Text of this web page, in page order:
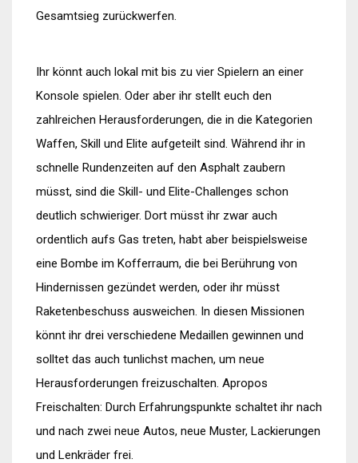
Gesamtsieg zurückwerfen.
Ihr könnt auch lokal mit bis zu vier Spielern an einer
Konsole spielen. Oder aber ihr stellt euch den
zahlreichen Herausforderungen, die in die Kategorien
Waffen, Skill und Elite aufgeteilt sind. Während ihr in
schnelle Rundenzeiten auf den Asphalt zaubern
müsst, sind die Skill- und Elite-Challenges schon
deutlich schwieriger. Dort müsst ihr zwar auch
ordentlich aufs Gas treten, habt aber beispielsweise
eine Bombe im Kofferraum, die bei Berührung von
Hindernissen gezündet werden, oder ihr müsst
Raketenbeschuss ausweichen. In diesen Missionen
könnt ihr drei verschiedene Medaillen gewinnen und
solltet das auch tunlichst machen, um neue
Herausforderungen freizuschalten. Apropos
Freischalten: Durch Erfahrungspunkte schaltet ihr nach
und nach zwei neue Autos, neue Muster, Lackierungen
und Lenkräder frei.